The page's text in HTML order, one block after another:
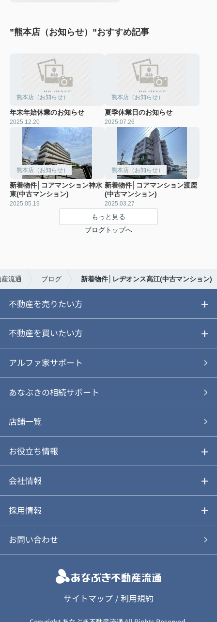
”熊本店（お知らせ）”おすすめ記事
熊本店（お知らせ）
年末年始休業のお知らせ
2025.12.20
熊本店（お知らせ）
夏季休業日のお知らせ
2025.07.26
熊本店（お知らせ）
新着物件│コアマンション神水
東(中古マンション)
2025.05.19
熊本店（お知らせ）
新着物件│コアマンション渡鹿
(中古マンション)
2025.03.27
もっと見る
ブログトップへ
流通 ブログ 新着物件│レヂオンス高江(中古マンション)
不動産を売りたい方
ご売却ガイド
ご売却の流れ
あなぶきの仲介
あなぶきの買取
仲介と買取のメリット・デメリット
動画やパンフレットで見る
不動産を買いたい方
ご購入ガイド
物件を探す
購入の流れ
購入前も後も安心サポート
お気に入り
アルファ家サポート
あなぶきの相続サポート
店舗一覧
お役立ち情報
不動産Q&A
アルファジャーナル
会社情報
会社概要
スタッフ紹介
個人情報保護方針
カスタマーハラスメント基本方針
採用情報
新卒採用について
キャリア採用について
お問い合わせ
サイトマップ /利用規約